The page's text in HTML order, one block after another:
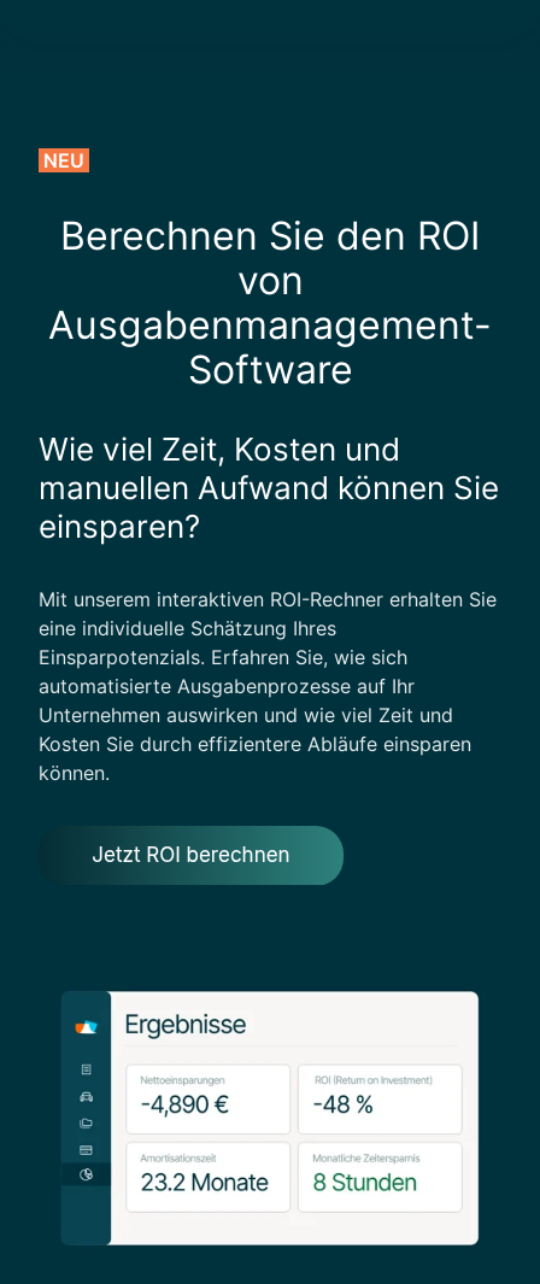
NEU
Berechnen Sie den ROI
von
Ausgabenmanagement-
Software
Wie viel Zeit, Kosten und
manuellen Aufwand können Sie
einsparen?
Mit unserem interaktiven ROI-Rechner erhalten Sie
eine individuelle Schätzung Ihres
Einsparpotenzials. Erfahren Sie, wie sich
automatisierte Ausgabenprozesse auf Ihr
Unternehmen auswirken und wie viel Zeit und
Kosten Sie durch effizientere Abläufe einsparen
können.